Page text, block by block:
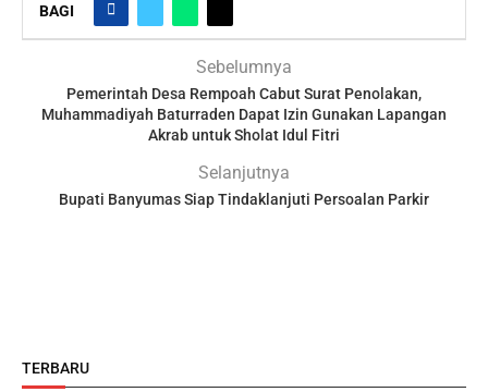
BAGI
Sebelumnya
Pemerintah Desa Rempoah Cabut Surat Penolakan,
Muhammadiyah Baturraden Dapat Izin Gunakan Lapangan
Akrab untuk Sholat Idul Fitri
Selanjutnya
Bupati Banyumas Siap Tindaklanjuti Persoalan Parkir
TERBARU